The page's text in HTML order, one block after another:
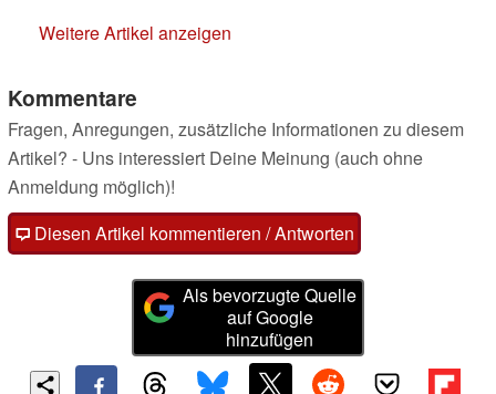
Weitere Artikel anzeigen
Kommentare
Fragen, Anregungen, zusätzliche Informationen zu diesem
Artikel? - Uns interessiert Deine Meinung (auch ohne
Anmeldung möglich)!
Diesen Artikel kommentieren / Antworten
Als bevorzugte Quelle
auf Google
hinzufügen